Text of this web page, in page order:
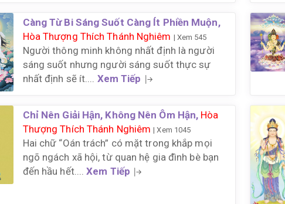
Càng Từ Bi Sáng Suốt Càng Ít Phiền Muộn,
Hòa Thượng Thích Thánh Nghiêm | Xem 545
Người thông minh không nhất định là người
sáng suốt nhưng người sáng suốt thực sự
nhất định sẽ ít.... Xem Tiếp
Chỉ Nên Giải Hận, Không Nên Ôm Hận, Hòa
Thượng Thích Thánh Nghiêm | Xem 1045
Hai chữ “Oán trách” có mặt trong khắp mọi
ngõ ngách xã hội, từ quan hệ gia đình bè bạn
đến hầu hết....Xem Tiếp